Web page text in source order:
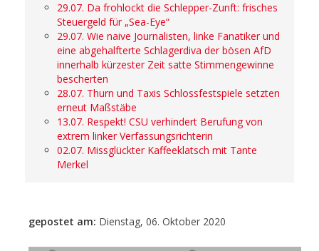
29.07. Da frohlockt die Schlepper-Zunft: frisches
Steuergeld für „Sea-Eye“
29.07. Wie naive Journalisten, linke Fanatiker und
eine abgehalfterte Schlagerdiva der bösen AfD
innerhalb kürzester Zeit satte Stimmengewinne
bescherten
28.07. Thurn und Taxis Schlossfestspiele setzten
erneut Maßstäbe
13.07. Respekt! CSU verhindert Berufung von
extrem linker Verfassungsrichterin
02.07. Missglückter Kaffeeklatsch mit Tante
Merkel
gepostet am: Dienstag, 06. Oktober 2020